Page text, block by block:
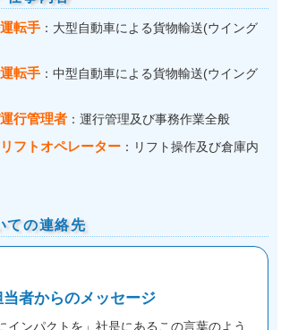
転手 ：大型自動車による貨物輸送(ウイング
転手 ：中型自動車による貨物輸送(ウイング
行管理者 ：運行管理及び事務作業全般
フトオペレーター ：リフト操作及び倉庫内
ての連絡先
当者からのメッセージ
インパクトを」社是にあるこの言葉のよう